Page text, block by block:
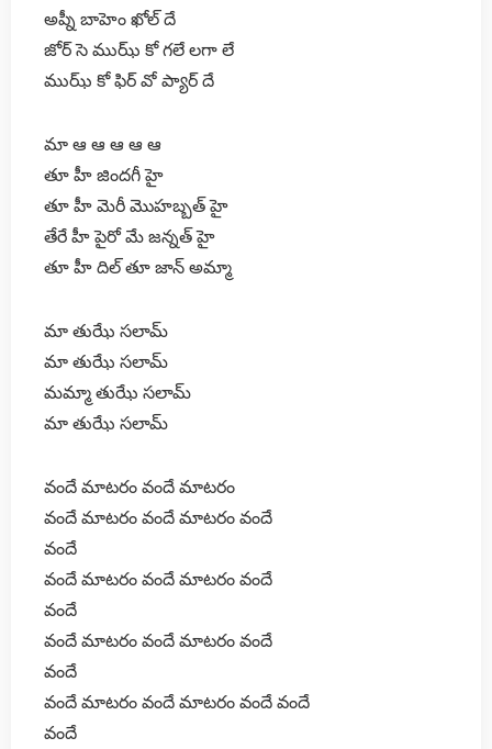
అప్నీ బాహెం ఖోల్ దే
జోర్ సె ముఝ్ కో గలే లగా లే
ముఝ్ కో ఫిర్ వో ప్యార్ దే
మా ఆ ఆ ఆ ఆ ఆ
తూ హీ జిందగీ హై
తూ హీ మెరీ మొహబ్బత్ హై
తేరే హీ పైరో మే జన్నత్ హై
తూ హీ దిల్ తూ జాన్ అమ్మా
మా తుఝే సలామ్
మా తుఝే సలామ్
మమ్మా తుఝే సలామ్
మా తుఝే సలామ్
వందే మాటరం వందే మాటరం
వందే మాటరం వందే మాటరం వందే
వందే
వందే మాటరం వందే మాటరం వందే
వందే
వందే మాటరం వందే మాటరం వందే
వందే
వందే మాటరం వందే మాటరం వందే వందే
వందే